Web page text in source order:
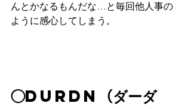
んとかなるもんだな…と毎回他人事の
ように感心してしまう。
◯DURDN（ダーダ